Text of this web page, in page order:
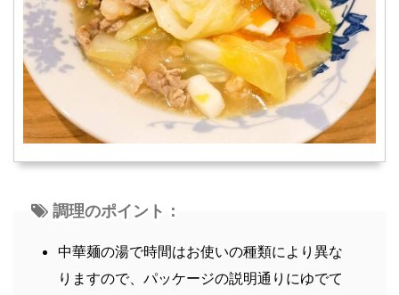
調理のポイント：
中華麺の湯で時間はお使いの種類により異な
りますので、パッケージの説明通りにゆでて